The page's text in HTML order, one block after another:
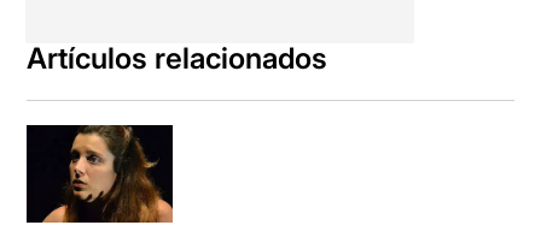
Artículos relacionados